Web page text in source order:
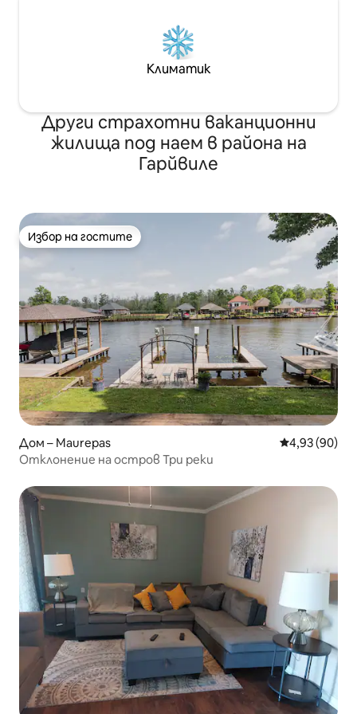
Климатик
Други страхотни ваканционни
жилища под наем в района на
Гарйвиле
Избор на гостите
Избор на гостите
Дом – Maurepas Средна
4,93 (90)
Отклонение на остров Три реки